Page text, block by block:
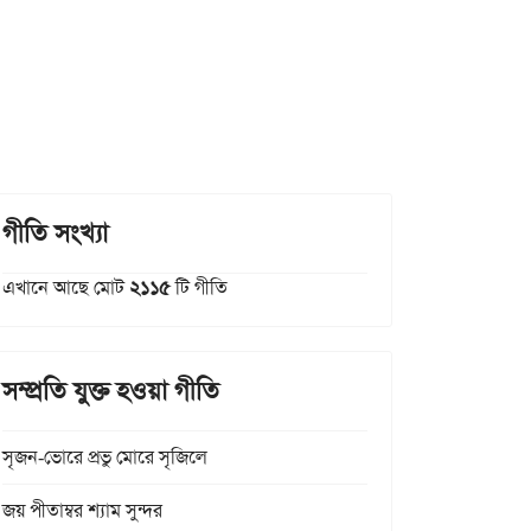
গীতি সংখ্যা
এখানে আছে মোট২১১৫টি গীতি
সম্প্রতি যুক্ত হওয়া গীতি
সৃজন-ভোরে প্রভু মোরে সৃজিলে
জয় পীতাম্বর শ্যাম সুন্দর